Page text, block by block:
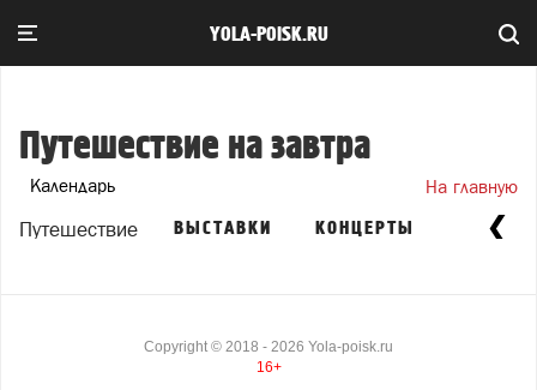
YOLA-POISK.RU
Путешествие на завтра
Календарь На главную
Путешествие ВЫСТАВКИ КОНЦЕРТЫ
Copyright © 2018 - 2026 Yola-poisk.ru
16+